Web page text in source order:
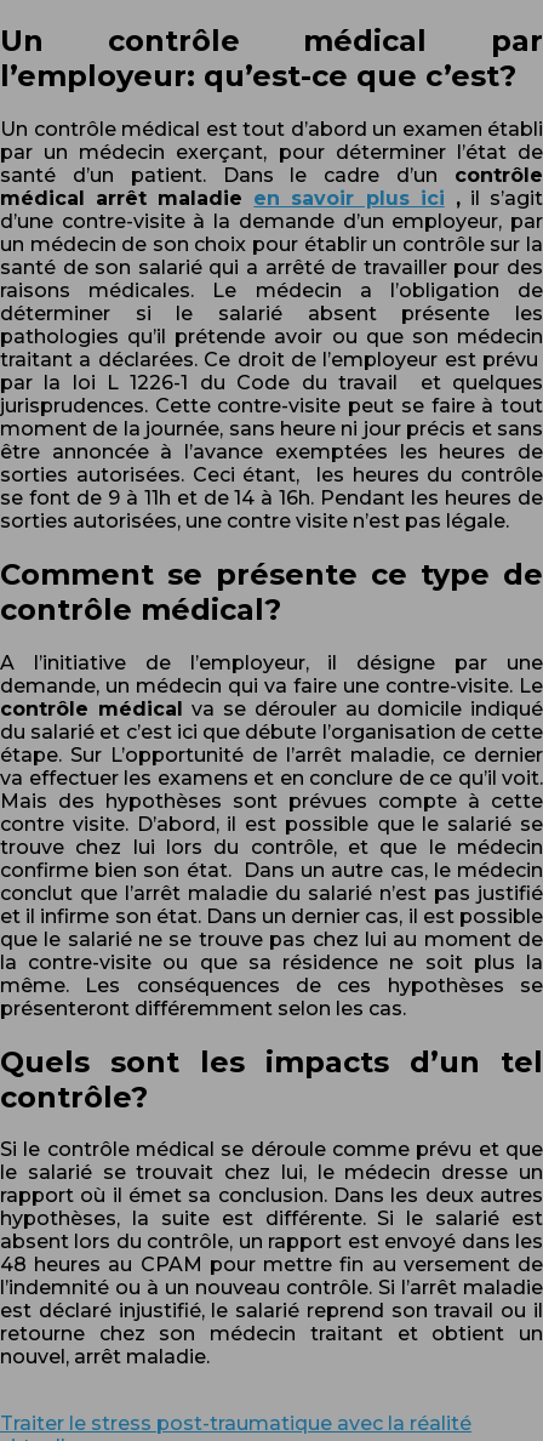
Un contrôle médical par
l’employeur: qu’est-ce que c’est?
Un contrôle médical est tout d’abord un examen établi
par un médecin exerçant, pour déterminer l’état de
santé d’un patient. Dans le cadre d’un contrôle
médical arrêt maladie en savoir plus ici ,il s’agit
d’une contre-visite à la demande d’un employeur, par
un médecin de son choix pour établir un contrôle sur la
santé de son salarié qui a arrêté de travailler pour des
raisons médicales. Le médecin a l’obligation de
déterminer si le salarié absent présente les
pathologies qu’il prétende avoir ou que son médecin
traitant a déclarées. Ce droit de l’employeur est prévu
par la loi L 1226-1 du Code du travail et quelques
jurisprudences. Cette contre-visite peut se faire à tout
moment de la journée, sans heure ni jour précis et sans
être annoncée à l’avance exemptées les heures de
sorties autorisées. Ceci étant, les heures du contrôle
se font de 9 à 11h et de 14 à 16h. Pendant les heures de
sorties autorisées, une contre visite n’est pas légale.
Comment se présente ce type de
contrôle médical?
A l’initiative de l’employeur, il désigne par une
demande, un médecin qui va faire une contre-visite. Le
contrôle médicalva se dérouler au domicile indiqué
du salarié et c’est ici que débute l’organisation de cette
étape. Sur L’opportunité de l’arrêt maladie, ce dernier
va effectuer les examens et en conclure de ce qu’il voit.
Mais des hypothèses sont prévues compte à cette
contre visite. D’abord, il est possible que le salarié se
trouve chez lui lors du contrôle, et que le médecin
confirme bien son état. Dans un autre cas, le médecin
conclut que l’arrêt maladie du salarié n’est pas justifié
et il infirme son état. Dans un dernier cas, il est possible
que le salarié ne se trouve pas chez lui au moment de
la contre-visite ou que sa résidence ne soit plus la
même. Les conséquences de ces hypothèses se
présenteront différemment selon les cas.
Quels sont les impacts d’un tel
contrôle?
Si le contrôle médical se déroule comme prévu et que
le salarié se trouvait chez lui, le médecin dresse un
rapport où il émet sa conclusion. Dans les deux autres
hypothèses, la suite est différente. Si le salarié est
absent lors du contrôle, un rapport est envoyé dans les
48 heures au CPAM pour mettre fin au versement de
l’indemnité ou à un nouveau contrôle. Si l’arrêt maladie
est déclaré injustifié, le salarié reprend son travail ou il
retourne chez son médecin traitant et obtient un
nouvel, arrêt maladie.
Traiter le stress post-traumatique avec la réalité